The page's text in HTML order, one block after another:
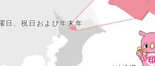
日、祝日および年末年